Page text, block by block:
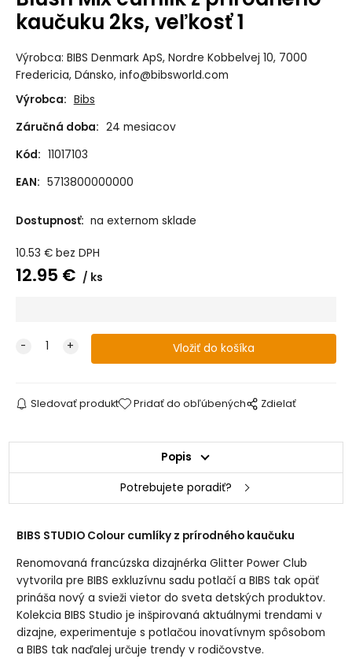
kaučuku 2ks, veľkosť 1
Výrobca: BIBS Denmark ApS, Nordre Kobbelvej 10, 7000
Fredericia, Dánsko, info@bibsworld.com
Výrobca: Bibs
Záručná doba: 24 mesiacov
Kód: 11017103
EAN: 5713800000000
Dostupnosť: na externom sklade
10.53 € bez DPH
12.95 € ks
Sledovať produkt Pridať do obľúbených Zdielať
Popis
Potrebujete poradiť?
BIBS STUDIO Colour cumlíky z prírodného kaučuku
Renomovaná francúzska dizajnérka Glitter Power Club
vytvorila pre BIBS exkluzívnu sadu potlačí a BIBS tak opäť
prináša nový a svieži vietor do sveta detských produktov.
Kolekcia BIBS Studio je inšpirovaná aktuálnymi trendami v
dizajne, experimentuje s potlačou inovatívnym spôsobom
a BIBS tak naďalej určuje trendy v rodičovstve.